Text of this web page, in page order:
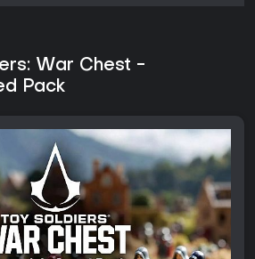
War Chest -
Pack